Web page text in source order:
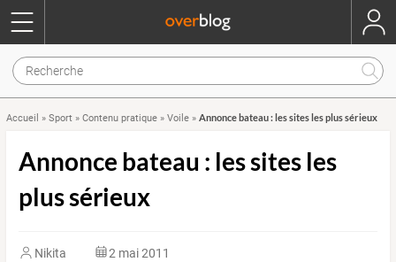
Accueil » Sport » Contenu pratique » Voile » Annonce bateau : les sites les plus sérieux
Annonce bateau : les sites les
plus sérieux
Nikita 2 mai 2011